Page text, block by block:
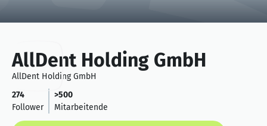
AllDent Holding GmbH
AllDent Holding GmbH
274
Follower
>500
Mitarbeitende